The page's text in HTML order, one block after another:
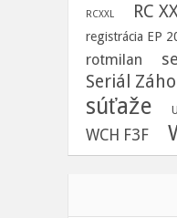
RCXXL RC
registrácia EP
rotmilan
Seriál
súťaže
WCH F3F